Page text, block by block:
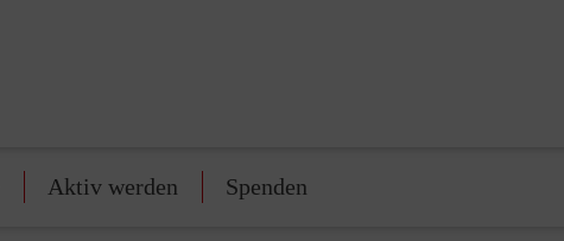
Aktiv werden Spenden